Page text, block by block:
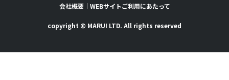
会社概要｜ WEBサイトご利用にあたって
copyright © MARUI LTD. All rights reserved